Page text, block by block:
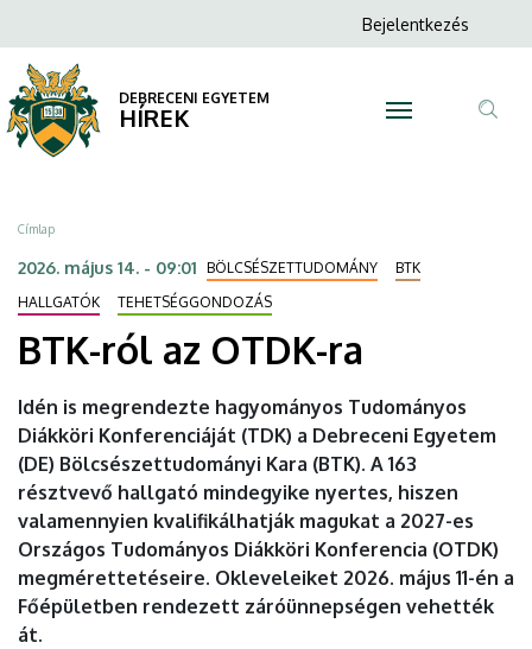
ról
az
OTDK-
ra
DEBRECENI
EGYETEM
a
tartalomra
Anonim
menüje
Bejelentkezés
DEBRECENI EGYETEM
HÍREK
Morzsa
Címlap
2026. május 14. - 09:01 BÖLCSÉSZETTUDOMÁNY
BTK
HALLGATÓK
TEHETSÉGGONDOZÁS
BTK-ról az OTDK-ra
Idén is megrendezte hagyományos Tudományos
Diákköri Konferenciáját (TDK) a Debreceni Egyetem
(DE) Bölcsészettudományi Kara (BTK). A 163
résztvevő hallgató mindegyike nyertes, hiszen
valamennyien kvalifikálhatják magukat a 2027-es
Országos Tudományos Diákköri Konferencia (OTDK)
megmérettetéseire. Okleveleiket 2026. május 11-én a
Főépületben rendezett záróünnepségen vehették
át.